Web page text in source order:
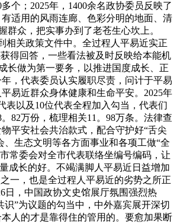
个；2025年，1400余名政协委员反映了
适用的风雨连廊、色彩分明的地面、清
众，把实事办到了老苍生心坎上。
相关政策文件中。全过程人平易近实正
得回答，一些看法被及时反映给本能机
长做为第一要务，以推进国度成长、正
，代表委员认实履职尽责，问计于平易
易近群众身体健康和生命平安。2025年
表以及10位代表全程加入勾当，代表们
82万份，梳理相关11。98万条。法律查
平安社会共治款式，配合守护好“舌尖
生态文明等各方面事业和各项工做“全
常委会对全市代表联络坐编号编码，让
成长的好。不竭满脚人平易近日益增加
一，也是全过程人平易近的劣势之所正
，中国政协文史馆展厅氛围强烈热
”为议题的勾当中，中外嘉宾展开深切
人的才是靠得住的管用的。要愈加果断